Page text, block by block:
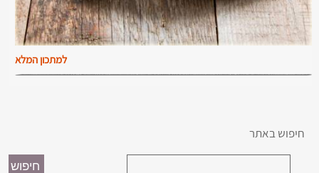
למתכון המלא
חיפוש באתר